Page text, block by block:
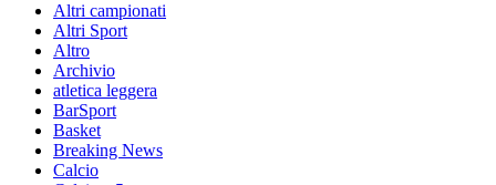
Altri campionati
Altri Sport
Altro
Archivio
atletica leggera
BarSport
Basket
Breaking News
Calcio